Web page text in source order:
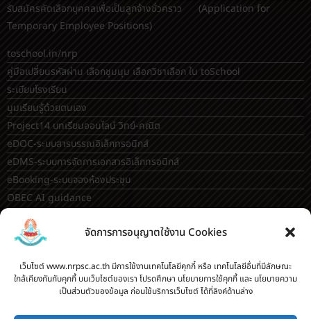
จัดการการอนุญาตใช้งาน Cookies
เว็บไซต์ www.nrpsc.ac.th มีการใช้งานเทคโนโลยีคุกกี้ หรือ เทคโนโลยีอื่นที่มีลักษณะ
ใกล้เคียงกันกับคุกกี้ บนเว็บไซต์ของเรา โปรดศึกษา นโยบายการใช้คุกกี้ และ นโยบายความ
เป็นส่วนตัวของข้อมูล ก่อนใช้บริการเว็บไซต์ ได้ที่ลิงค์ด้านล่าง
รับสมัครคัดเลือกบุคคลเพื่อเป็นลูกจ้างชั่วคราว (Application for
Temporary Employee Positions)
toschool.in/nrp
คู่มือเปลี่ยนรหัสผ่าน เลือกชุมนุม เลือกวิชาเลือก ใน toSchool
ระเบียบโรงเรียน
มุมเรียนรู้ด้วยตนเอง
Project14 บทเรียนออนไลน์ วิทย์-คณิต
eDOC-ระบบสารบรรณอิเล็กทรอนิกส์
eDMS-ระบบการจัดการเอกสารอิเล็กทรอนิกส์
eBooking-ระบบจองห้องประชุม
OBEC AI guidance
ระบบจองห้อง/สถานที่
กระดานสนทนา(forum)
ขออนุญาตออกนอกโรงเรียน
ระบบส่งแผนการสอนออนไลน์
ระบบนิเทศการจัดการเรียนการสอน
บันทึกข้อมูลเกียรติบัตร/รายงานการอบรม